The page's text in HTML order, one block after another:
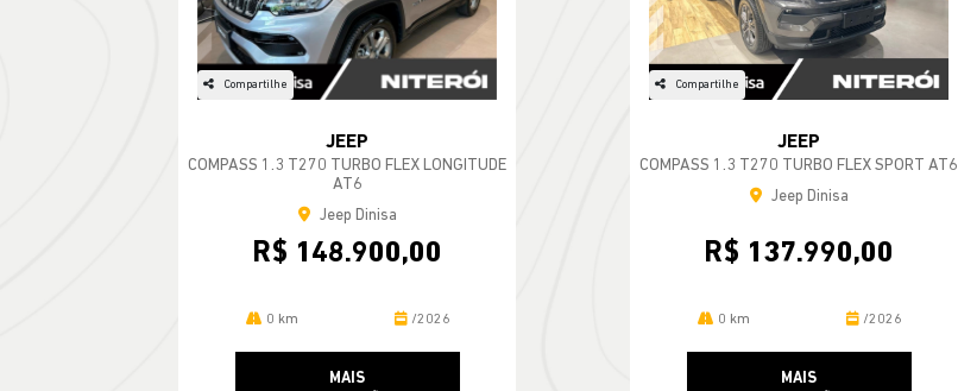
Compartilhe
JEEP
COMPASS 1.3 T270 TURBO FLEX LONGITUDE
AT6
Jeep Dinisa
R$ 148.900,00
0 km /2026
MAIS
Compartilhe
JEEP
COMPASS 1.3 T270 TURBO FLEX SPORT AT6
Jeep Dinisa
R$ 137.990,00
0 km /2026
MAIS